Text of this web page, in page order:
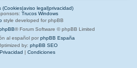
(Cookies|aviso legal|privacidad)
Trucos Windows
style developed for phpBB
® Forum Software © phpBB Limited
al español por phpBB España
by: phpBB SEO
Privacidad | Condiciones